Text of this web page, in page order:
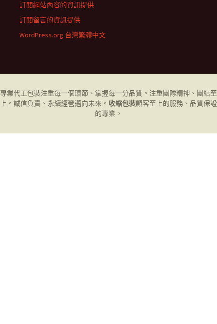
訂閱網站內容的資訊提供
訂閱留言的資訊提供
WordPress.org 台灣繁體中文
專業代工包裝注重每一個環節、掌握每一分品質。注重團隊精神、團結至
上。誠信負責、永續經營邁向未來。 收縮包裝顧客至上的服務、品質保證
的專業。